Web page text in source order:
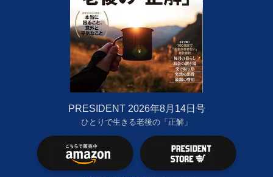
PRESIDENT 2026年8月14日号
ひとりで生きる老後の「正解」